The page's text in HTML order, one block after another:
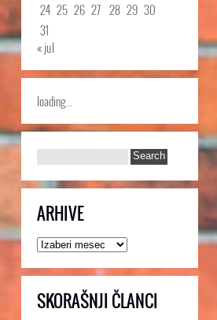
24 25 26 27 28 29 30
31
« jul
loading...
ARHIVE
Arhive
SKORAŠNJI ČLANCI